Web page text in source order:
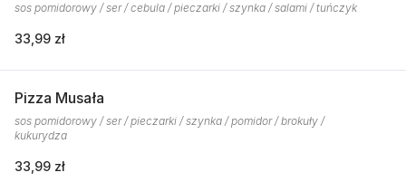
sos pomidorowy / ser / cebula / pieczarki / szynka / salami / tuńczyk
33,99 zł
Pizza Musała
sos pomidorowy / ser / pieczarki / szynka / pomidor / brokuły /
kukurydza
33,99 zł